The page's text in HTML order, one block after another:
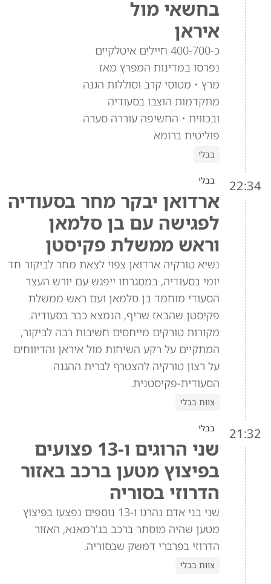
בחשאי מול
איראן
כ-400-700 חיילים איטלקיים
נפרסו במדינות המפרץ מאז
מרץ • מטוסי קרב וסוללות הגנה
מתקדמות הוצבו בסעודיה
ובכווית • החשיפה עוררה סערה
פוליטית ברומא
בבלי
22:34 בבלי
ארדואן יבקר מחר בסעודיה
לפגישה עם בן סלמאן
וראש ממשלת פקיסטן
נשיא טורקיה ארדואן צפוי לצאת מחר לביקור חד
יומי בסעודיה, במסגרתו ייפגש עם יורש העצר
הסעודי מוחמד בן סלמאן ועם ראש ממשלת
פקיסטן שהבאז שריף, הנמצא כבר בסעודיה.
מקורות טורקים מייחסים חשיבות רבה לביקור,
המתקיים על רקע השיחות מול איראן והדיווחים
על רצון טורקיה להצטרף לברית ההגנה
הסעודית-פקיסטנית.
צוות בבלי
21:32 בבלי
שני הרוגים ו-13 פצועים
בפיצוץ מטען ברכב באזור
הדרוזי בסוריה
שני בני אדם נהרגו ו-13 נוספים נפצעו בפיצוץ
מטען שהיה מוסתר ברכב בג'רמאנא, האזור
הדרוזי בפרברי דמשק שבסוריה.
צוות בבלי